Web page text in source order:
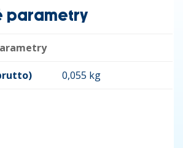
parametry
0,055 kg